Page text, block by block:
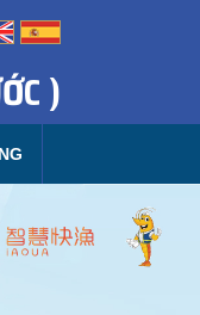
)